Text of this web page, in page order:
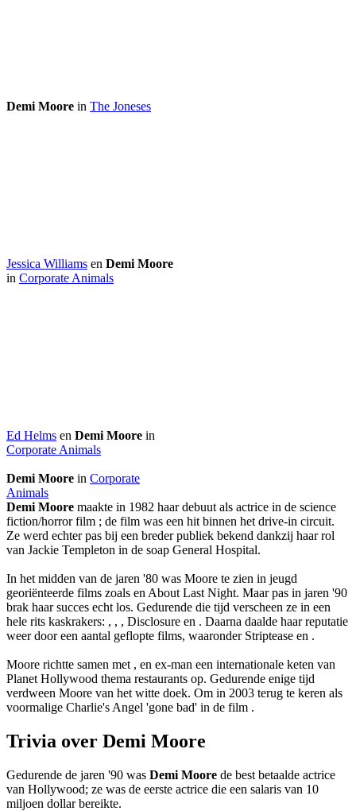
Demi Moore in The Joneses
Jessica Williams en Demi Moore
in Corporate Animals
Ed Helms en Demi Moore in
Corporate Animals
Demi Moore in Corporate
Animals
Demi Moore maakte in 1982 haar debuut als actrice in de science
fiction/horror film ; de film was een hit binnen het drive-in circuit.
Ze werd echter pas bij een breder publiek bekend dankzij haar rol
van Jackie Templeton in de soap General Hospital.
In het midden van de jaren '80 was Moore te zien in jeugd
georiënteerde films zoals en About Last Night. Maar pas in jaren '90
brak haar succes echt los. Gedurende die tijd verscheen ze in een
hele rits kaskrakers: , , , Disclosure en . Daarna daalde haar reputatie
weer door een aantal geflopte films, waaronder Striptease en .
Moore richtte samen met , en ex-man een internationale keten van
Planet Hollywood thema restaurants op. Gedurende enige tijd
verdween Moore van het witte doek. Om in 2003 terug te keren als
voormalige Charlie's Angel 'gone bad' in de film .
Trivia over Demi Moore
Gedurende de jaren '90 was Demi Moore de best betaalde actrice
van Hollywood; ze was de eerste actrice die een salaris van 10
miljoen dollar bereikte.